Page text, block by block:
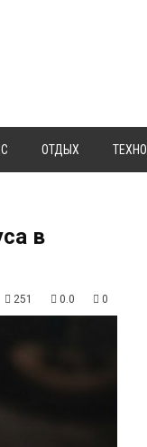
ОТДЫХ ТЕХНО
в
251 0.0 0